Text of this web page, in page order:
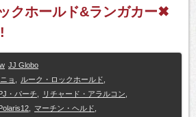
クホールド&ランガカー✖
JJ Globo
ョ
ルーク・ロックホールド
PJ・パーチ リチャード・アラルコン
Polaris12 マーチン・ヘルド